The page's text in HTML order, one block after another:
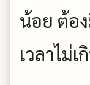
น้อย ต้อ
เวลาไม่